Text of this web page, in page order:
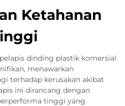
Ketahanan
dinding plastik komersial
menawarkan
terhadap kerusakan akibat
ini dirancang dengan
tinggi yang